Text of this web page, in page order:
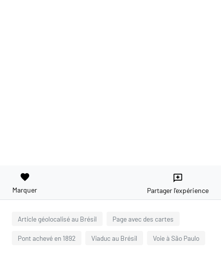
favorite
Marquer
reviews
Partager l'expérience
Article géolocalisé au Brésil Page avec des cartes
Pont achevé en 1892 Viaduc au Brésil Voie à São Paulo